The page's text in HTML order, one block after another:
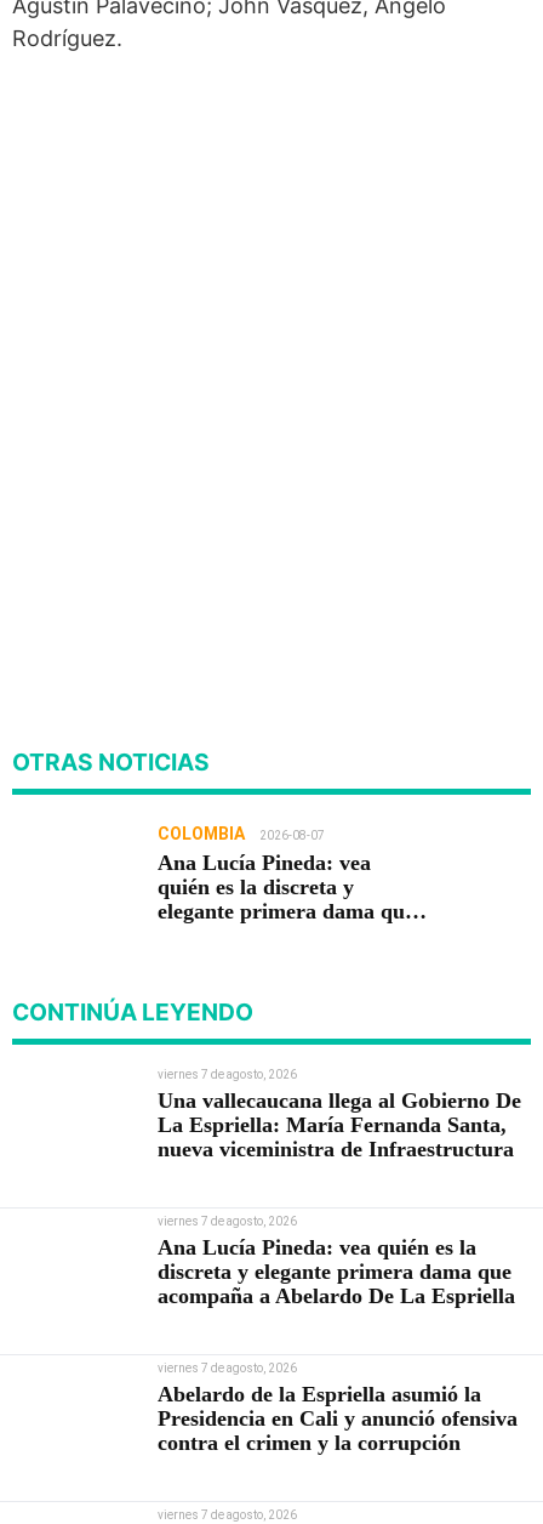
Agustín Palavecino; John Vásquez, Ángelo
Rodríguez.
OTRAS NOTICIAS
COLOMBIA 2026-08-07
Ana Lucía Pineda: vea
quién es la discreta y
elegante primera dama que
CONTINÚA LEYENDO
viernes 7 de agosto, 2026
Una vallecaucana llega al Gobierno De
La Espriella: María Fernanda Santa,
nueva viceministra de Infraestructura
viernes 7 de agosto, 2026
Ana Lucía Pineda: vea quién es la
discreta y elegante primera dama que
acompaña a Abelardo De La Espriella
viernes 7 de agosto, 2026
Abelardo de la Espriella asumió la
Presidencia en Cali y anunció ofensiva
contra el crimen y la corrupción
viernes 7 de agosto, 2026